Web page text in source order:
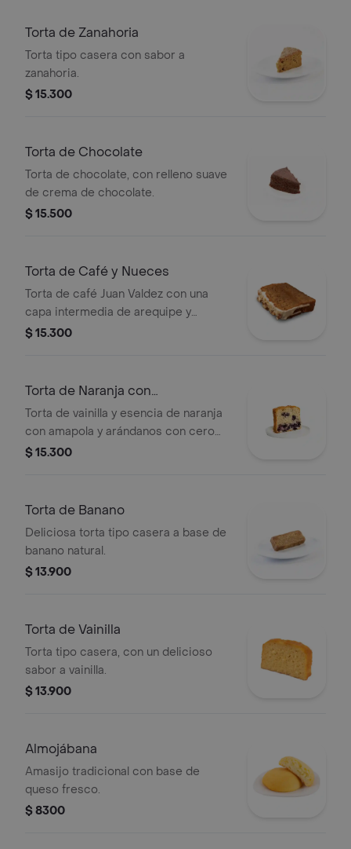
Torta de Zanahoria
Torta tipo casera con sabor a
zanahoria.
$ 15.300
Torta de Chocolate
Torta de chocolate, con relleno suave
de crema de chocolate.
$ 15.500
Torta de Café y Nueces
Torta de café Juan Valdez con una
capa intermedia de arequipe y
cobertura de chocolate blanco,
$ 15.300
Torta de Naranja con
Arándanos&Amapola
Torta de vainilla y esencia de naranja
con amapola y arándanos con cero
gramos de azúcar añadida.
$ 15.300
Torta de Banano
Deliciosa torta tipo casera a base de
banano natural.
$ 13.900
Torta de Vainilla
Torta tipo casera, con un delicioso
sabor a vainilla.
$ 13.900
Almojábana
Amasijo tradicional con base de
queso fresco.
$ 8300